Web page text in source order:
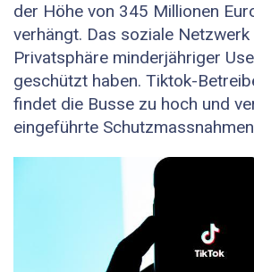
der Höhe von 345 Millionen
verhängt. Das soziale
Privatsphäre minderjähriger
geschützt haben. Tiktok-
findet die Busse zu hoch und
eingeführte